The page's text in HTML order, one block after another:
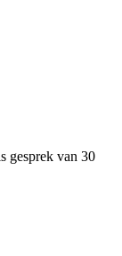
gesprek van 30